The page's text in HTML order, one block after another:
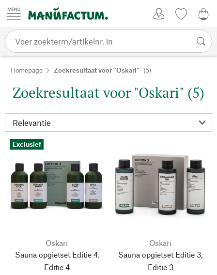
Passer au contenu
Homepage Zoekresultaat voor "Oskari" (5)
Zoekresultaat voor "Oskari" (5)
Exclusief
Oskari
Sauna opgietset Editie 4,
Editie 4
Oskari
Sauna opgietset Editie 3,
Editie 3